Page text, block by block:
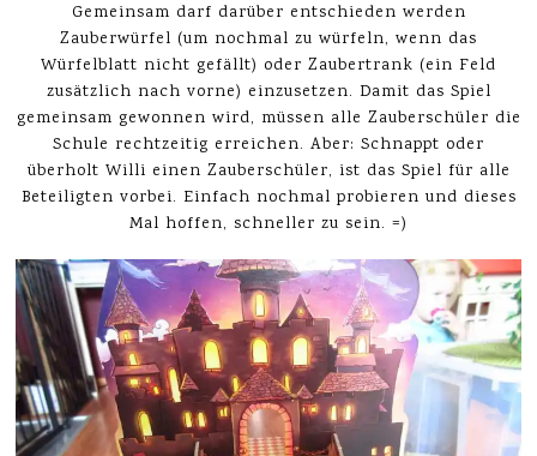
Gemeinsam darf darüber entschieden werden
Zauberwürfel (um nochmal zu würfeln, wenn das
Würfelblatt nicht gefällt) oder Zaubertrank (ein Feld
zusätzlich nach vorne) einzusetzen. Damit das Spiel
gemeinsam gewonnen wird, müssen alle Zauberschüler die
Schule rechtzeitig erreichen. Aber: Schnappt oder
überholt Willi einen Zauberschüler, ist das Spiel für alle
Beteiligten vorbei. Einfach nochmal probieren und dieses
Mal hoffen, schneller zu sein. =)